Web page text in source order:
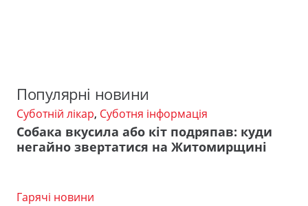
Популярні новини
Суботній лікар, Суботня інформація
Собака вкусила або кіт подряпав: куди
негайно звертатися на Житомирщині
Гарячі новини